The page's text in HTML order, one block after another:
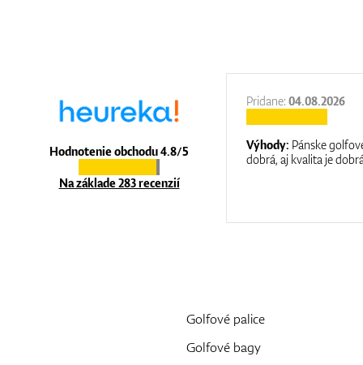
Hodnotenie obchodu 4.8/5
Na základe 283 recenzií
It is a great shop where they help you
Pridane:04.08.2026
Výhody: Pánske
dobrá, aj kvalita je
Golfové palice
Golfové bagy